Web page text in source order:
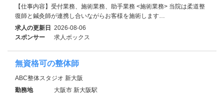
【仕事内容】受付業務、施術業務、助手業務 <施術業務> 当院は柔道整
復師と鍼灸師が連携し合いながらお客様を施術します…
求人の更新日 2026-08-06
スポンサー
求人ボックス
無資格可の整体師
ABC整体スタジオ 新大阪
勤務地
大阪市 新大阪駅